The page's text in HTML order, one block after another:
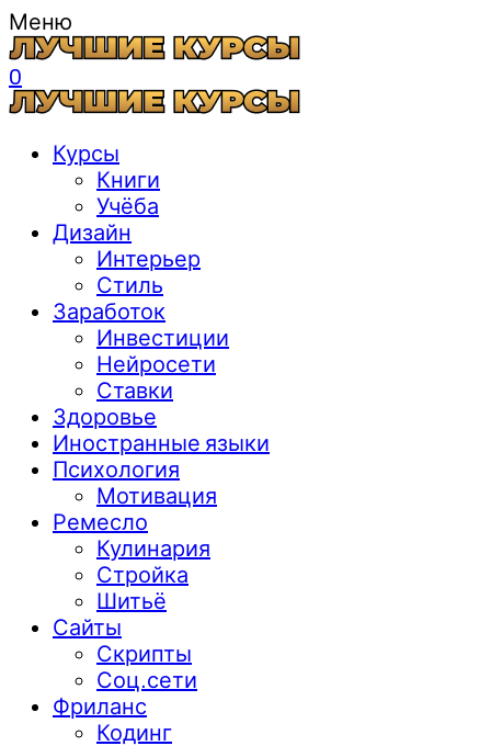
Меню
0
Курсы
Книги
Учёба
Дизайн
Интерьер
Стиль
Заработок
Инвестиции
Нейросети
Ставки
Здоровье
Иностранные языки
Психология
Мотивация
Ремесло
Кулинария
Стройка
Шитьё
Сайты
Скрипты
Соц.сети
Фриланс
Кодинг